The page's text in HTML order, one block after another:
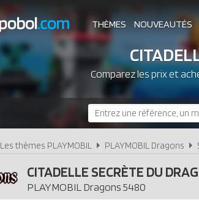
THÈMES NOUVEAUTÉS
Comparez les prix et
Les thèmes PLAYMOBIL PLAYMOBIL Dragons
CITADELLE SECRÈTE DU
PLAYMOBIL Dragons5480